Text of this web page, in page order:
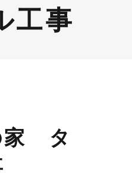
工事
家 タ